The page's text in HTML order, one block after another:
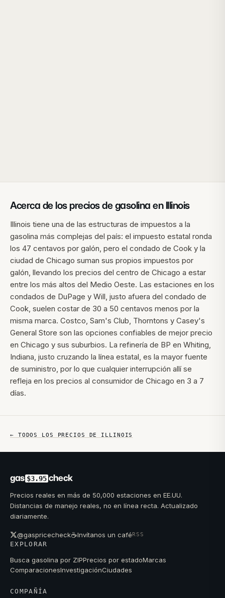
Acerca de los precios de gasolina en Illinois
Illinois tiene una de las estructuras de impuestos a la
gasolina más complejas del país: el impuesto estatal ronda
los 47 centavos por galón, pero el condado de Cook y la
ciudad de Chicago suman sus propios impuestos por
galón, llevando los precios del centro de Chicago a estar
entre los más altos del Medio Oeste. Las estaciones en los
condados de DuPage y Will, justo afuera del condado de
Cook, suelen costar de 30 a 50 centavos menos por la
misma marca. Costco, Sam's Club, Thorntons y Casey's
General Store son las opciones confiables de mejor precio
en Chicago y sus suburbios. La refinería de BP en Whiting,
Indiana, justo cruzando la línea estatal, es la mayor fuente
de suministro, por lo que cualquier interrupción allí se
refleja en los precios al consumidor de Chicago en 3 a 7
días.
← TODOS LOS PRECIOS DE ILLINOIS
gas $3.95 check
Precios reales en más de 50,000 estaciones en EE.UU.
Distancias de manejo reales, no en línea recta. Actualizado
diariamente.
@gaspricecheck☕Invítanos un caféRSS
EXPLORAR
Busca gasolina por ZIPPrecios por estadoMarcas
ComparacionesInvestigaciónCiudades
COMPAÑÍA